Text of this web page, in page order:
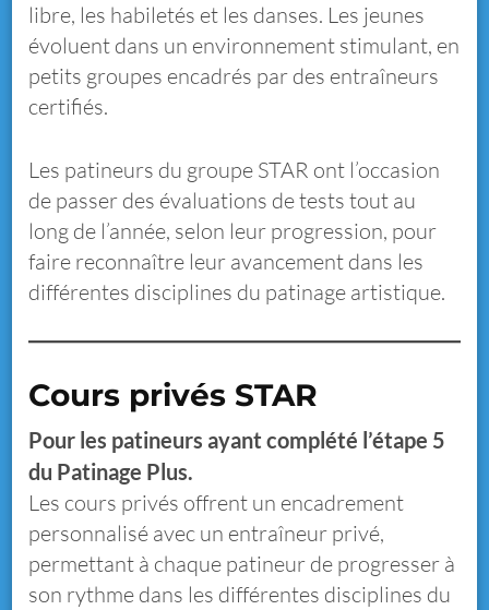
libre, les habiletés et les danses. Les jeunes
évoluent dans un environnement stimulant, en
petits groupes encadrés par des entraîneurs
certifiés.
Les patineurs du groupe STAR ont l’occasion
de passer des évaluations de tests tout au
long de l’année, selon leur progression, pour
faire reconnaître leur avancement dans les
différentes disciplines du patinage artistique.
Cours privés STAR
Pour les patineurs ayant complété l’étape 5
du Patinage Plus.
Les cours privés offrent un encadrement
personnalisé avec un entraîneur privé,
permettant à chaque patineur de progresser à
son rythme dans les différentes disciplines du